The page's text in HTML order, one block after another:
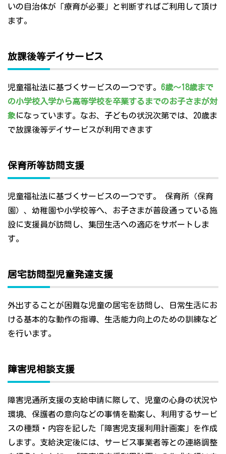
いの自治体が「療育が必要」と判断すればご利用して頂け
ます。
放課後等デイサービス
児童福祉法に基づくサービスの一つです。 6歳～18歳まで
の小学校入学から高等学校を卒業するまでのお子さまが対
象になっています。なお、子どもの状況次第では、20歳ま
で放課後等デイサービスが利用できます
保育所等訪問支援
児童福祉法に基づくサービスの一つです。 保育所（保育
園）、幼稚園や小学校等へ、お子さまが普段通っている施
設に支援員が訪問し、集団生活への適応をサポートしま
す。
居宅訪問型児童発達支援
外出することが困難な児童の居宅を訪問し、日常生活にお
ける基本的な動作の指導、生活能力向上のための訓練など
を行います。
障害児相談支援
障害児通所支援の支給申請に際して、児童の心身の状況や
環境、保護者の意向などの事情を勘案し、利用するサービ
スの種類・内容を記した「障害児支援利用計画案」を作成
します。支給決定後には、サービス事業者等との連絡調整